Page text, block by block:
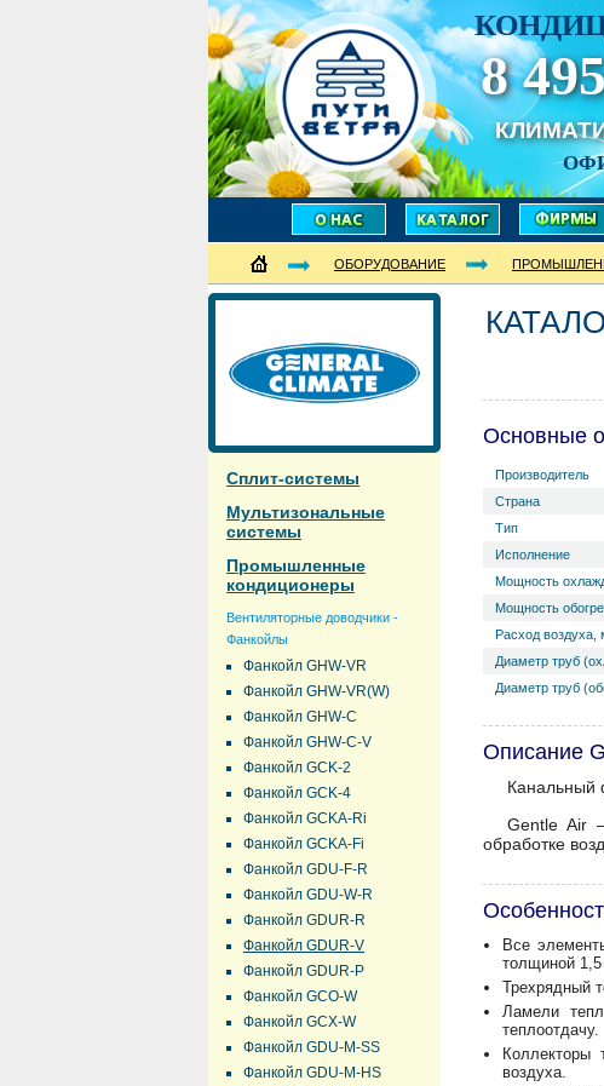
8
ОБОРУДОВАНИЕ
Сплит-системы
Мультизональные
системы
Промышленные
кондиционеры
Вентиляторные доводчики -
Фанкойлы
Фанкойл GHW-VR
Фанкойл GHW-VR(W)
Фанкойл GHW-C
Фанкойл GHW-C-V
Фанкойл GCK-2
Фанкойл GCK-4
Фанкойл GCKA-Ri
Фанкойл GCKA-Fi
Фанкойл GDU-F-R
Фанкойл GDU-W-R
Фанкойл GDUR-R
Фанкойл GDUR-V
Фанкойл GDUR-P
Фанкойл GCO-W
Фанкойл GCX-W
Фанкойл GDU-M-SS
Фанкойл GDU-M-HS
Основные
Производитель
Страна
Тип
Исполнение
Мощность
Мощность
Расход воздуха,
Диаметр труб
Диаметр труб
Описание
Канальный
Gentle Air
обработке
Все
толщиной
Трехрядный
Ламели
теплоотдачу.
Коллекторы
воздуха.